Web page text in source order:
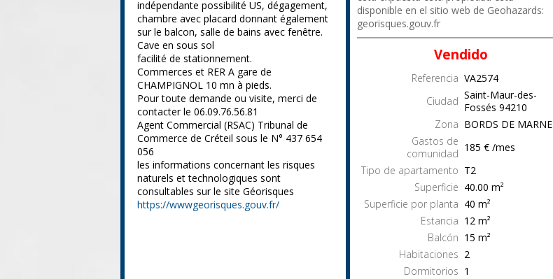
indépendante possibilité US, dégagement,
chambre avec placard donnant également
sur le balcon, salle de bains avec fenêtre.
Cave en sous sol
facilité de stationnement.
Commerces et RER A gare de
CHAMPIGNOL 10 mn à pieds.
Pour toute demande ou visite, merci de
contacter le 06.09.76.56.81
Agent Commercial (RSAC) Tribunal de
Commerce de Créteil sous le N° 437 654
056
les informations concernant les risques
naturels et technologiques sont
consultables sur le site Géorisques
https://wwwgeorisques.gouv.fr/
disponible en el sitio web de Geohazards:
georisques.gouv.fr
Vendido
Referencia VA2574
Ciudad Saint-Maur-des-
Fossés 94210
Zona BORDS DE MARNE
Gastos de
comunidad 185 € /mes
Tipo de apartamento T2
Superficie 40.00 m²
Superficie por planta 40 m²
Estancia 12 m²
Balcón 15 m²
Habitaciones 2
Dormitorios 1